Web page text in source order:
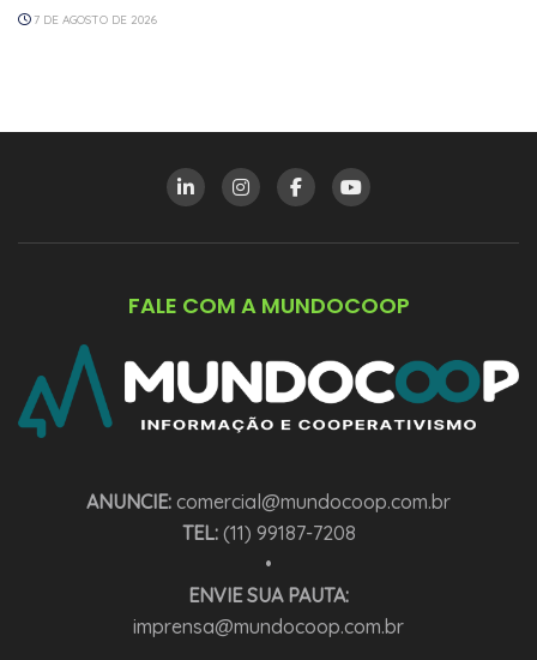
7 DE AGOSTO DE 2026
FALE COM A MUNDOCOOP
ANUNCIE: comercial@mundocoop.com.br
TEL:(11) 99187-7208
•
ENVIE SUA PAUTA:
imprensa@mundocoop.com.br